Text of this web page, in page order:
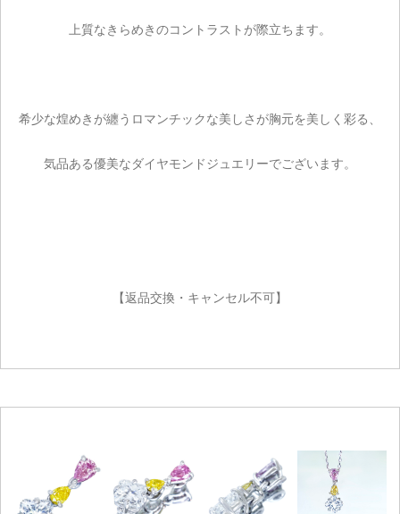
上質なきらめきのコントラストが際立ちます。
希少な煌めきが纏うロマンチックな美しさが胸元を美しく彩る、
気品ある優美なダイヤモンドジュエリーでございます。
【返品交換・キャンセル不可】